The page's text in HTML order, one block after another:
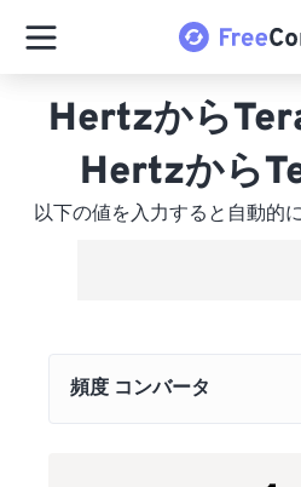
Hertzから
Hertzから
以下の値を入力すると自動的